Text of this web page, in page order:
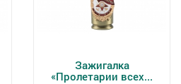
Зажигалка
«Пролетарии всех...